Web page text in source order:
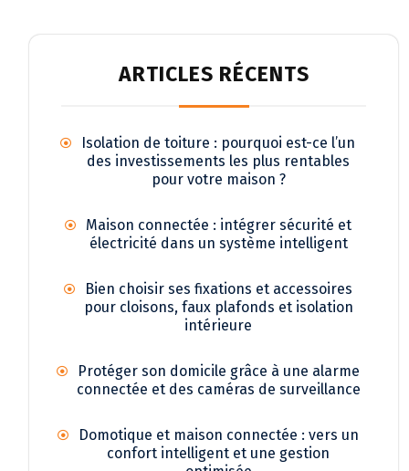
ARTICLES RÉCENTS
Isolation de toiture : pourquoi est-ce l’un
des investissements les plus rentables
pour votre maison ?
Maison connectée : intégrer sécurité et
électricité dans un système intelligent
Bien choisir ses fixations et accessoires
pour cloisons, faux plafonds et isolation
intérieure
Protéger son domicile grâce à une alarme
connectée et des caméras de surveillance
Domotique et maison connectée : vers un
confort intelligent et une gestion